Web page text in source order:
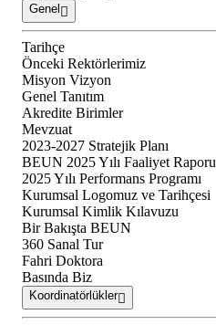
Genel
Tarihçe
Önceki Rektörlerimiz
Misyon Vizyon
Genel Tanıtım
Akredite Birimler
Mevzuat
2023-2027 Stratejik Planı
BEUN 2025 Yılı Faaliyet Raporu
2025 Yılı Performans Programı
Kurumsal Logomuz ve Tarihçesi
Kurumsal Kimlik Kılavuzu
Bir Bakışta BEUN
360 Sanal Tur
Fahri Doktora
Basında Biz
Koordinatörlükler